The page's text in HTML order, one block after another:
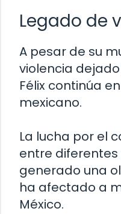
Legado de
A pesar de su
violencia
Félix continúa
mexicano.
La lucha por el
entre
generado una
ha afectado a
México.